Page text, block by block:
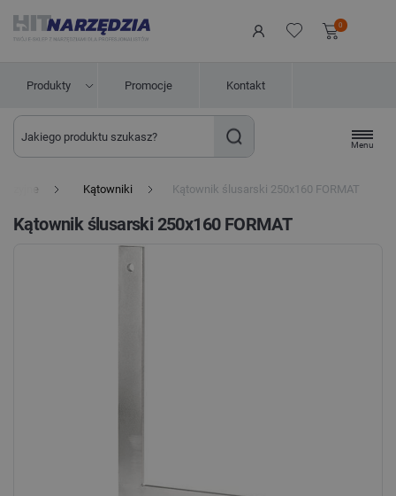
0
Produkty Promocje Kontakt
Menu
Kątowniki Kątownik ślusarski 250x160 FORMAT
Kątownik ślusarski 250x160 FORMAT